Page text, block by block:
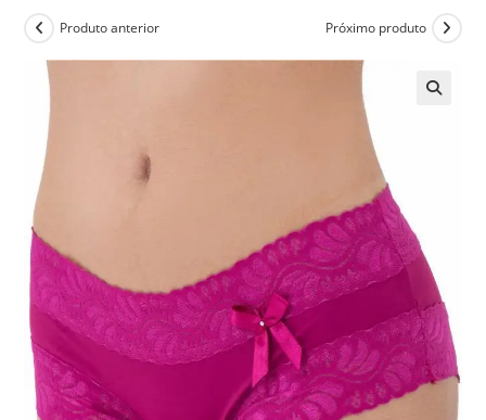
Produto anterior Próximo produto